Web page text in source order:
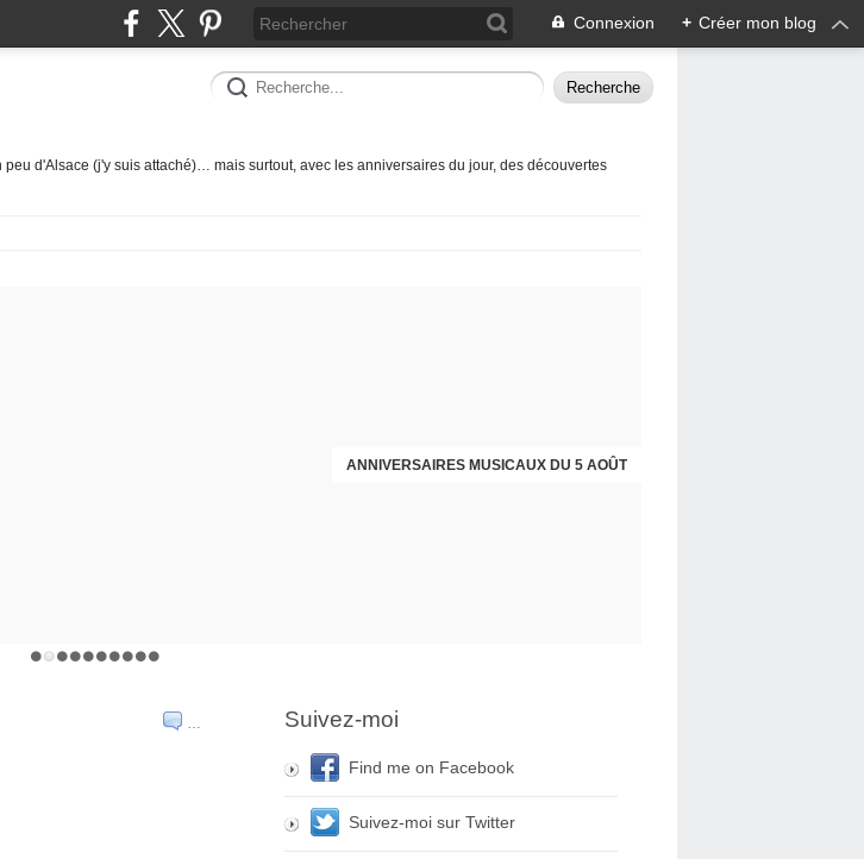
Connexion + Créer mon blog
d'Alsace (j'y suis attaché)… mais surtout, avec les anniversaires du jour, des découvertes
ANNIVERSAIRES MUSICAUX DU 5 AOÛT
… Suivez-moi
Find me on Facebook
Suivez-moi sur Twitter